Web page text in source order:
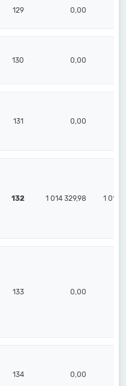
129 0,00
130 0,00
131 0,00
132 1 014 329,98 1 016
133 0,00
134 0,00